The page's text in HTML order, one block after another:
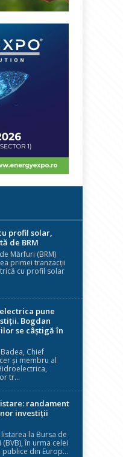
profil solar,
de BRM
Mărfuri (BRM)
primei tranzacții
cu profil solar
pune
Bogdan
se câștigă în
Chief
și membru al
tr...
randament
investiții
la Bursa de
în urma celei
din Europ...